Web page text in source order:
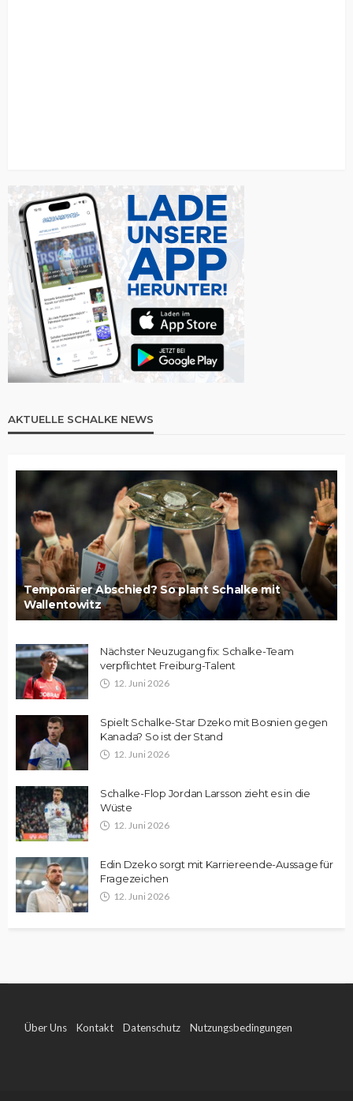
AKTUELLE SCHALKE NEWS
Temporärer Abschied? So plant Schalke mit
Wallentowitz
Nächster Neuzugang fix: Schalke-Team
verpflichtet Freiburg-Talent
12. Juni 2026
Spielt Schalke-Star Dzeko mit Bosnien gegen
Kanada? So ist der Stand
12. Juni 2026
Schalke-Flop Jordan Larsson zieht es in die
Wüste
12. Juni 2026
Edin Dzeko sorgt mit Karriereende-Aussage für
Fragezeichen
12. Juni 2026
Über Uns Kontakt Datenschutz Nutzungsbedingungen